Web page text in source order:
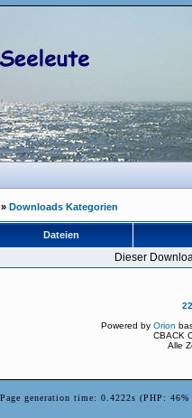
» Downloads Kategorien
Dateien
Dieser
Powered byOrion
CBACK
Alle
generation time: 0.4222s (PHP: